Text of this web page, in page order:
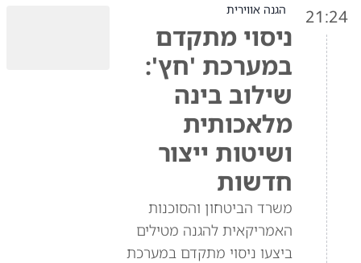
21:24 הגנה אווירית
ניסוי מתקדם
במערכת 'חץ':
שילוב בינה
מלאכותית
ושיטות ייצור
חדשות
משרד הביטחון והסוכנות
האמריקאית להגנה מטילים
ביצעו ניסוי מתקדם במערכת